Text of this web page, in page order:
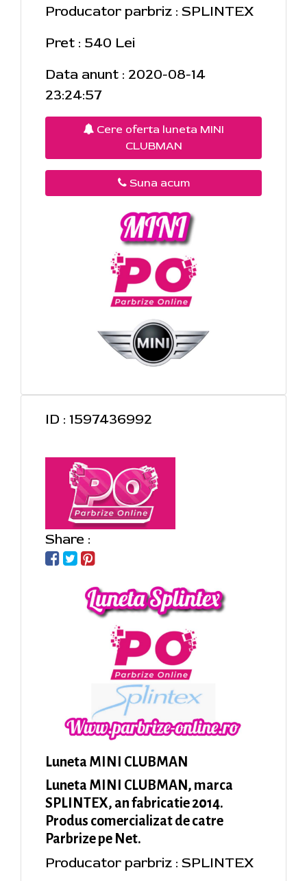
Producator parbriz : SPLINTEX
Pret : 540 Lei
Data anunt : 2020-08-14
23:24:57
Cere oferta luneta MINI
CLUBMAN
Suna acum
ID : 1597436992
Share :
Luneta MINI CLUBMAN
Luneta MINI CLUBMAN, marca
SPLINTEX, an fabricatie 2014.
Produs comercializat de catre
Parbrize pe Net.
Producator parbriz : SPLINTEX